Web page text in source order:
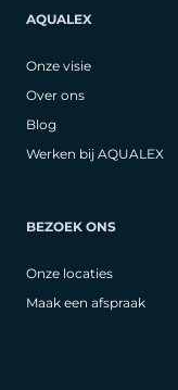
AQUALEX
Onze visie
Over ons
Blog
Werken bij AQUALEX
BEZOEK ONS
Onze locaties
Maak een afspraak